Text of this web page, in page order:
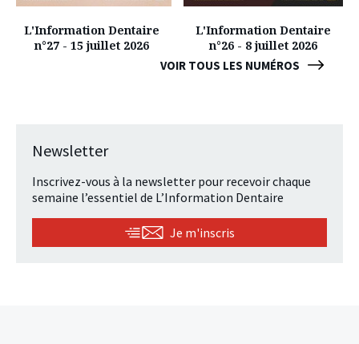
VOIR TOUS LES NUMÉROS
L'Information Dentaire
n°27 - 15 juillet 2026
L'Information Dentaire
n°26 - 8 juillet 2026
Newsletter
Inscrivez-vous à la newsletter pour recevoir chaque
semaine l’essentiel de L’Information Dentaire
Je m'inscris